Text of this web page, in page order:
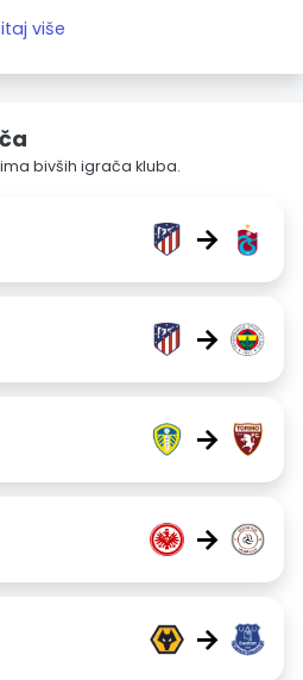
više
bivših igrača kluba.
→
→
→
→
→